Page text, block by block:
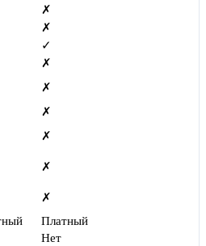
✗
✗
✓
✗
✗
✗
✗
✗
✗
Платный
Нет